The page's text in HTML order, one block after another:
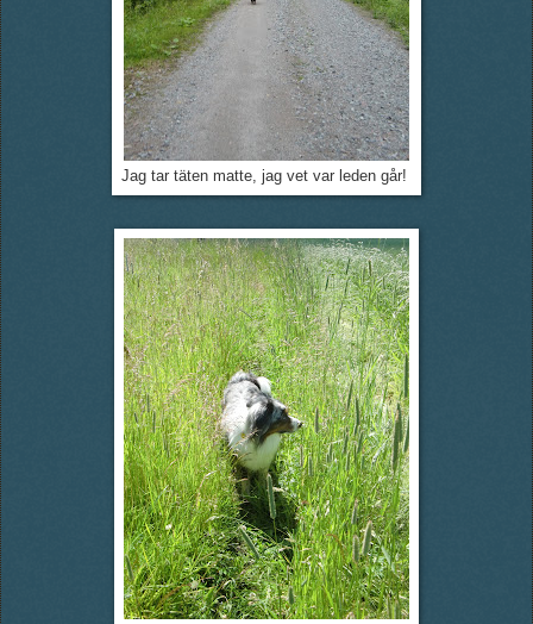
Jag tar täten matte, jag vet var leden går!